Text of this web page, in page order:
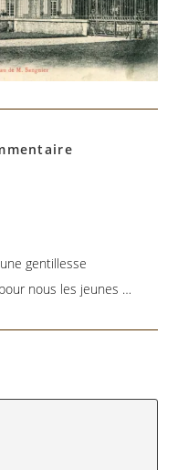
gentillesse
nous les jeunes …